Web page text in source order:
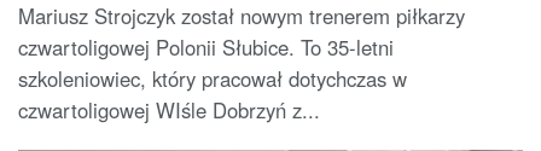
Mariusz Strojczyk został nowym trenerem piłkarzy
czwartoligowej Polonii Słubice. To 35-letni
szkoleniowiec, który pracował dotychczas w
czwartoligowej WIśle Dobrzyń z...